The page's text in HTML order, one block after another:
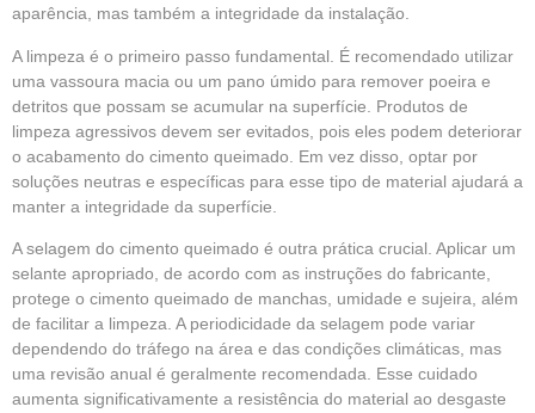
aparência, mas também a integridade da instalação.
A limpeza é o primeiro passo fundamental. É recomendado utilizar
uma vassoura macia ou um pano úmido para remover poeira e
detritos que possam se acumular na superfície. Produtos de
limpeza agressivos devem ser evitados, pois eles podem deteriorar
o acabamento do cimento queimado. Em vez disso, optar por
soluções neutras e específicas para esse tipo de material ajudará a
manter a integridade da superfície.
A selagem do cimento queimado é outra prática crucial. Aplicar um
selante apropriado, de acordo com as instruções do fabricante,
protege o cimento queimado de manchas, umidade e sujeira, além
de facilitar a limpeza. A periodicidade da selagem pode variar
dependendo do tráfego na área e das condições climáticas, mas
uma revisão anual é geralmente recomendada. Esse cuidado
aumenta significativamente a resistência do material ao desgaste